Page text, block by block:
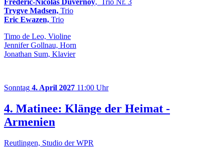
Frédéric-Nicolas Duvernoy, Trio Nr. 3
Trygve Madsen, Trio
Eric Ewazen, Trio
Timo de Leo, Violine
Jennifer Gollnau, Horn
Jonathan Sum, Klavier
Sonntag 4. April 2027 11:00 Uhr
4. Matinee: Klänge der Heimat -
Armenien
Reutlingen, Studio der WPR